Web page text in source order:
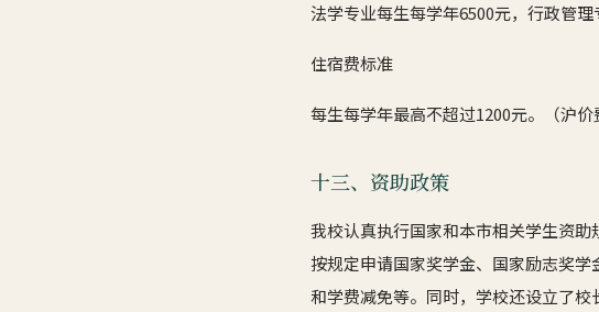
法学专业每生每学年6500元，行政管理
住宿费标准
每生每学年最高不超过1200元。（沪价
十三、资助政策
我校认真执行国家和本市相关学生资
按规定申请国家奖学金、国家励志奖
和学费减免等。同时，学校还设立了